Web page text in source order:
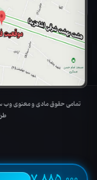
تمامی حقوق مادی و معنوی وب